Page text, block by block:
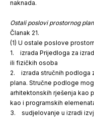
naknada.
Ostali poslovi prostornog
Članak 21.
(1) U ostale poslove
1. izrada Prijedloga za
ili fizičkih osoba
2. izrada stručnih podloga
plana. Stručne podloge
arhitektonskih rješenja kao
kao i programskih
3. sudjelovanje u izradi